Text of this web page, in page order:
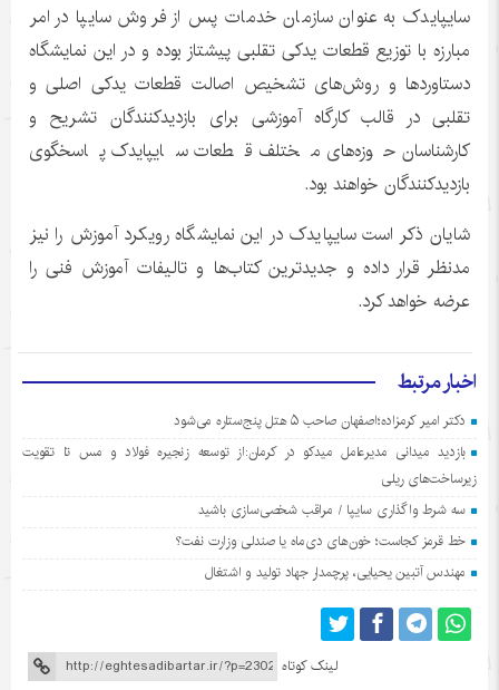
سایپایدک به عنوان سازمان خدمات پس از فروش سایپا در امر
مبارزه با توزیع قطعات یدکی تقلبی پیشتاز بوده و در این نمایشگاه
دستاوردها و روش‌های تشخیص اصالت قطعات یدکی اصلی و
تقلبی در قالب کارگاه آموزشی برای بازدیدکنندگان تشریح و
کارشناسان حوزه‌های مختلف قطعات سایپایدک پاسخگوی
بازدیدکنندگان خواهند بود.
شایان ذکر است سایپایدک در این نمایشگاه رویکرد آموزش را نیز
مدنظر قرار داده و جدیدترین کتاب‌ها و تالیفات آموزش فنی را
عرضه خواهد کرد.
اخبار مرتبط
دکتر امیر کرمزاده؛اصفهان صاحب ۵ هتل پنج‌ستاره می‌شود
بازدید میدانی مدیرعامل میدکو در کرمان:از توسعه زنجیره فولاد و مس تا تقویت
زیرساخت‌های ریلی
سه شرط واگذاری سایپا / مراقب شخصی‌سازی باشید
خط قرمز کجاست؛ خون‌های دی‌ماه یا صندلی وزارت نفت؟
مهندس آتبین یحیایی، پرچمدار جهاد تولید و اشتغال
لینک کوتاه